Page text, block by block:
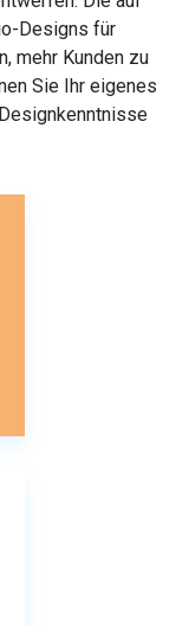
Designs für
mehr Kunden zu
Sie Ihr eigenes